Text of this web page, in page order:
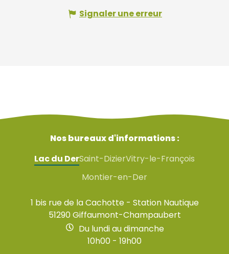
Signaler une erreur
Nos bureaux d'informations :
Lac du DerSaint-DizierVitry-le-François
Montier-en-Der
1 bis rue de la Cachotte - Station Nautique
51290 Giffaumont-Champaubert
Du lundi au dimanche
10h00 - 19h00